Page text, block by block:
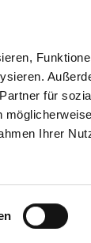
für
Ihrer